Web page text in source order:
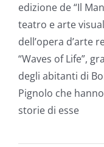
edizione de “Il
teatro e arte
dell’opera d’arte
“Waves of Life”,
degli abitanti di
Pignolo che
storie di esse